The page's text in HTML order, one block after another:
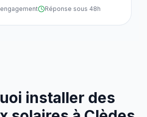
engagement Réponse sous 48h
installer des